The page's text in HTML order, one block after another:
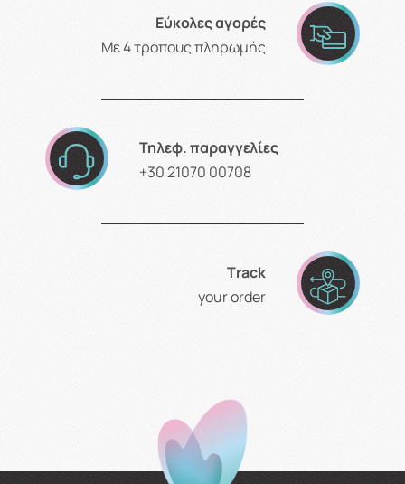
Εύκολες αγορές
Με 4 τρόπους πληρωμής
Τηλεφ. παραγγελίες
+30 21070 00708
Τrack
your order